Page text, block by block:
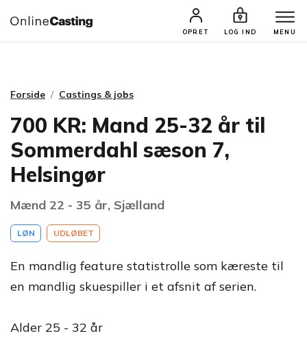
OPRET LOG IND MENU
CASTINGS & JOBS SØG PROFIL
Forside Castings & jobs
700 KR: Mand 25-32 år til
Sommerdahl sæson 7,
Helsingør
Mænd 22 - 35 år, Sjælland
LØN UDLØBET
En mandlig feature statistrolle som kæreste til
en mandlig skuespiller i et afsnit af serien.
Alder 25 - 32 år